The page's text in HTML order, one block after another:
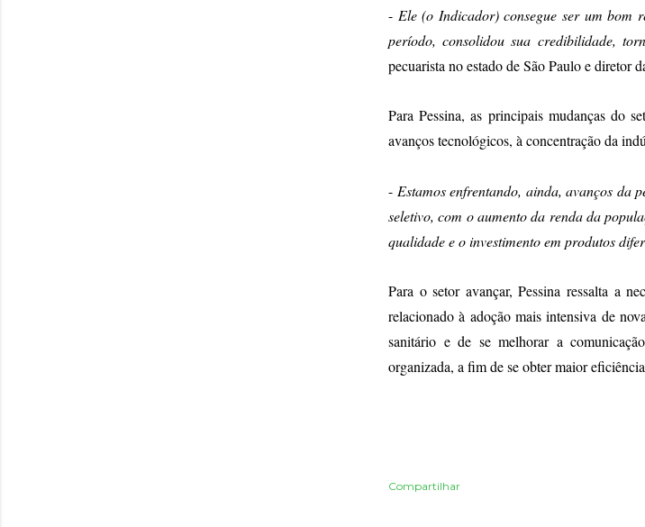
- Ele (o Indicador) consegue ser um bom
período, consolidou sua credibilidade,
pecuarista no estado de São Paulo e diretor
Para Pessina, as principais mudanças do
avanços tecnológicos, à concentração da
- Estamos enfrentando, ainda, avanços da
seletivo, com o aumento da renda da
qualidade e o investimento em produtos
Para o setor avançar, Pessina ressalta a
relacionado à adoção mais intensiva de
sanitário e de se melhorar a
organizada, a fim de se obter maior
Compartilhar